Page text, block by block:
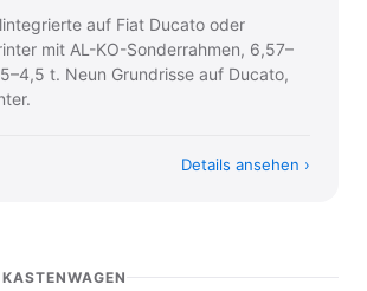
auf Fiat Ducato oder
mit AL-KO-Sonderrahmen, 6,57–
t. Neun Grundrisse auf Ducato,
Details ansehen